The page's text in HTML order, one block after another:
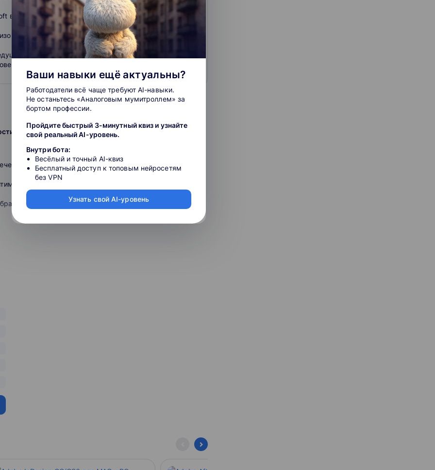
в России, Центральной и Восточной Европе в 2011-2014
учебный центр по обучению Adobe — Adobe
IT-компаний мира
EC-Council»
работы в Photoshop. Автоматизация операций (4 ак.
базовых настроек программы. Настройка
(коллекции, метки, тэги, переименование),
моделей
Сканирование. (4 ак. ч.)
Ваши навыки ещё актуальны?
Работодатели всё чаще требуют AI-навыки.
Не останьтесь «Аналоговым мумитроллем» за
бортом профессии.
Пройдите быстрый 3-минутный квиз и узнайте
свой реальный AI-уровень.
Внутри бота:
Весёлый и точный AI-квиз
Бесплатный доступ к топовым нейросетям
без VPN
Узнать свой AI-уровень